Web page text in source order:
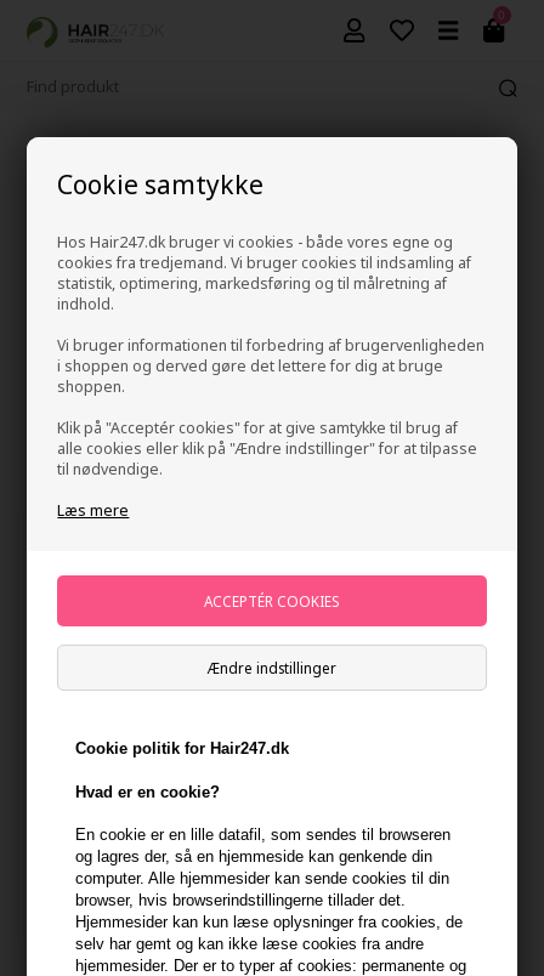
Cookie samtykke
Hos Hair247.dk bruger vi cookies - både vores egne og
cookies fra tredjemand. Vi bruger cookies til indsamling af
statistik, optimering, markedsføring og til målretning af
indhold.
Vi bruger informationen til forbedring af brugervenligheden
i shoppen og derved gøre det lettere for dig at bruge
shoppen.
Klik på "Acceptér cookies" for at give samtykke til brug af
alle cookies eller klik på "Ændre indstillinger" for at tilpasse
til nødvendige.
Læs mere
Ændre indstillinger
Cookie politik for Hair247.dk
Hvad er en cookie?
En cookie er en lille datafil, som sendes til browseren
og lagres der, så en hjemmeside kan genkende din
computer. Alle hjemmesider kan sende cookies til din
browser, hvis browserindstillingerne tillader det.
Hjemmesider kan kun læse oplysninger fra cookies, de
selv har gemt og kan ikke læse cookies fra andre
hjemmesider. Der er to typer af cookies: permanente og
0
GANT deodoranter og parfume
Forside Mærker GANT deodoranter og parfume
GANT deodoranter og parfume
Filtrer visning
GANT Ivy Deodorant Stick 75
169,00 DKK